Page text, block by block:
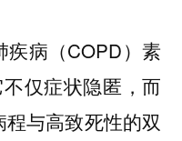
病（COPD）素
仅症状隐匿，而
与高致死性的双